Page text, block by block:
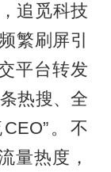
追觅科技
繁刷屏引
平台转发
热搜、全
。不
量热度，